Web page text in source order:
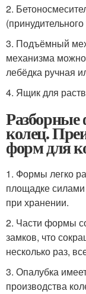
2.
3. Подъёмный
механизма можно
лебёдка ручная
4. Ящик для
колец.
форм для
1. Формы легко
площадке
при хранении.
2. Части формы
замков, что
несколько раз,
3. Опалубка
производства